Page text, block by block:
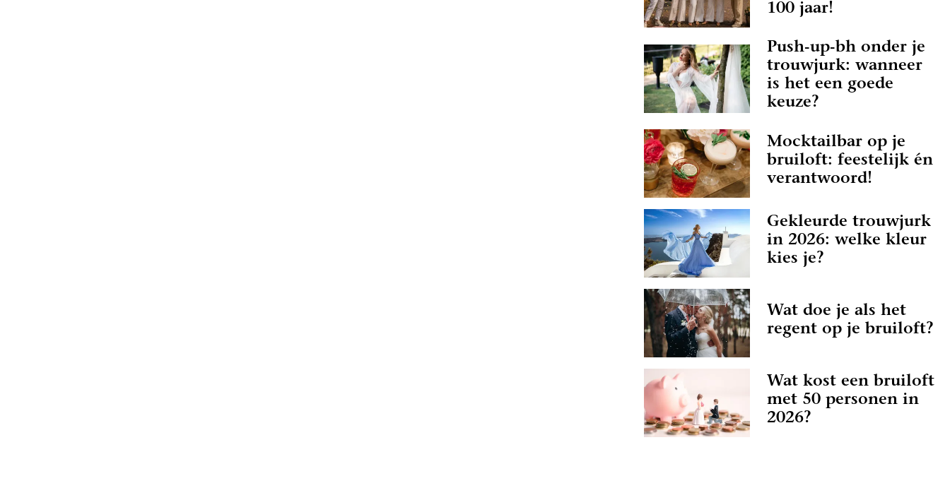
100 jaar!
Push-up-bh onder je
trouwjurk: wanneer
is het een goede
keuze?
Mocktailbar op je
bruiloft: feestelijk én
verantwoord!
Gekleurde trouwjurk
in 2026: welke kleur
kies je?
Wat doe je als het
regent op je bruiloft?
Wat kost een bruiloft
met 50 personen in
2026?